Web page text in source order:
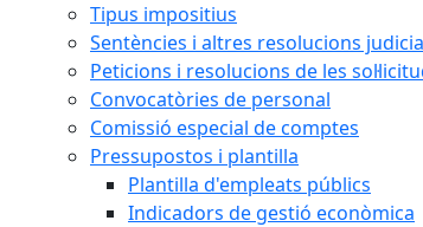
Tipus impositius
Sentències i altres resolucions
Peticions i resolucions de les
Convocatòries de personal
Comissió especial de comptes
Pressupostos i plantilla
Plantilla d'empleats públics
Indicadors de gestió econòmica